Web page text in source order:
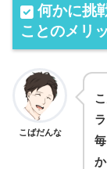
何かに挑
ことのメリ
こばだんな